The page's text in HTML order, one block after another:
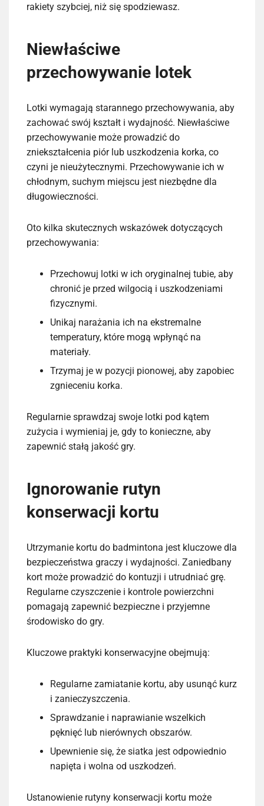
rakiety szybciej, niż się spodziewasz.
Niewłaściwe
przechowywanie lotek
Lotki wymagają starannego przechowywania, aby
zachować swój kształt i wydajność. Niewłaściwe
przechowywanie może prowadzić do
zniekształcenia piór lub uszkodzenia korka, co
czyni je nieużytecznymi. Przechowywanie ich w
chłodnym, suchym miejscu jest niezbędne dla
długowieczności.
Oto kilka skutecznych wskazówek dotyczących
przechowywania:
Przechowuj lotki w ich oryginalnej tubie, aby
chronić je przed wilgocią i uszkodzeniami
fizycznymi.
Unikaj narażania ich na ekstremalne
temperatury, które mogą wpłynąć na
materiały.
Trzymaj je w pozycji pionowej, aby zapobiec
zgnieceniu korka.
Regularnie sprawdzaj swoje lotki pod kątem
zużycia i wymieniaj je, gdy to konieczne, aby
zapewnić stałą jakość gry.
Ignorowanie rutyn
konserwacji kortu
Utrzymanie kortu do badmintona jest kluczowe dla
bezpieczeństwa graczy i wydajności. Zaniedbany
kort może prowadzić do kontuzji i utrudniać grę.
Regularne czyszczenie i kontrole powierzchni
pomagają zapewnić bezpieczne i przyjemne
środowisko do gry.
Kluczowe praktyki konserwacyjne obejmują:
Regularne zamiatanie kortu, aby usunąć kurz
i zanieczyszczenia.
Sprawdzanie i naprawianie wszelkich
pęknięć lub nierównych obszarów.
Upewnienie się, że siatka jest odpowiednio
napięta i wolna od uszkodzeń.
Ustanowienie rutyny konserwacji kortu może